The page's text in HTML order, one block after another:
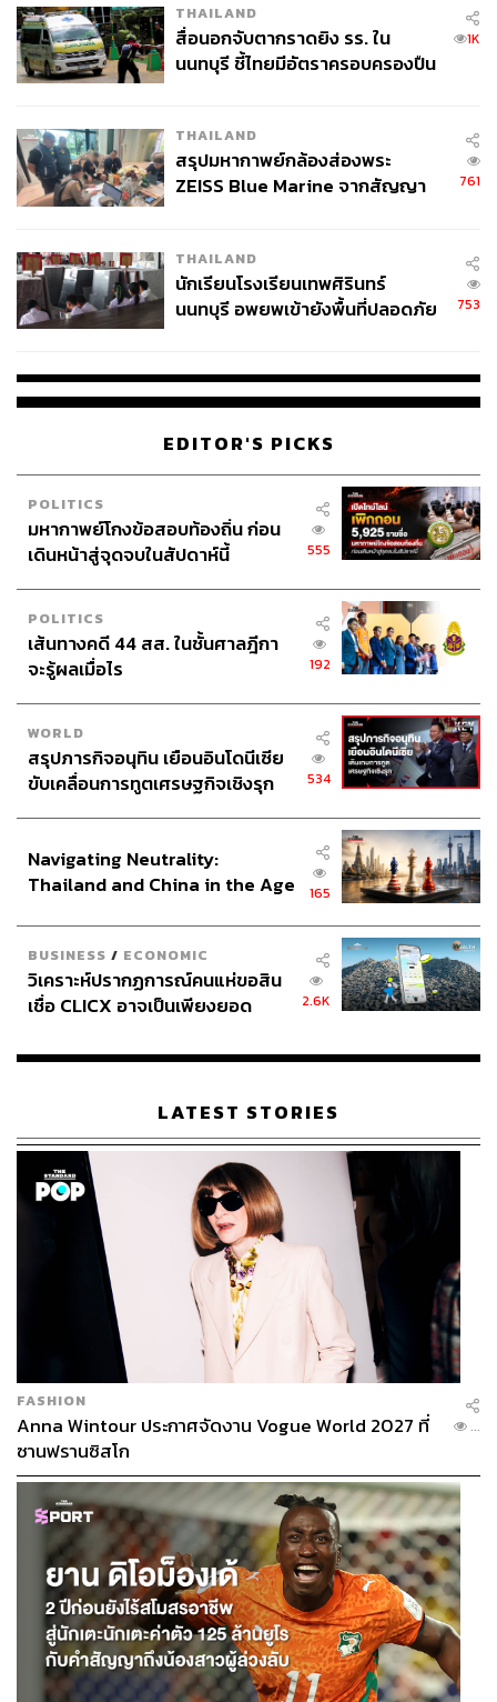
THAILAND
สื่อนอกจับตากราดยิง รร. ใน
นนทบุรี ชี้ไทยมีอัตราครอบครองปืน
1K
THAILAND
สรุปมหากาพย์กล้องส่องพระ
ZEISS Blue Marine จากสัญญา
จ่ายหนี้-แอบระบุแบรนด์
761
THAILAND
นักเรียนโรงเรียนเทพศิรินทร์
นนทบุรี อพยพเข้ายังพื้นที่ปลอดภัย
753
EDITOR'S PICKS
POLITICS
มหากาพย์โกงข้อสอบท้องถิ่น ก่อน
เดินหน้าสู่จุดจบในสัปดาห์นี้
555
POLITICS
เส้นทางคดี 44 สส. ในชั้นศาลฎีกา
จะรู้ผลเมื่อไร
192
WORLD
สรุปภารกิจอนุทิน เยือนอินโดนีเซีย
ขับเคลื่อนการทูตเศรษฐกิจเชิงรุก
534
Navigating Neutrality:
Thailand and China in the Age
165
BUSINESS / ECONOMIC
วิเคราะห์ปรากฏการณ์คนแห่ขอสิน
เชื่อ CLICX อาจเป็นเพียงยอด
เรือนไทยที่ถูกซุกไว้
2.6K
LATEST STORIES
FASHION
Anna Wintour ประกาศจัดงาน Vogue World 2027 ที่
ซานฟรานซิสโก
...